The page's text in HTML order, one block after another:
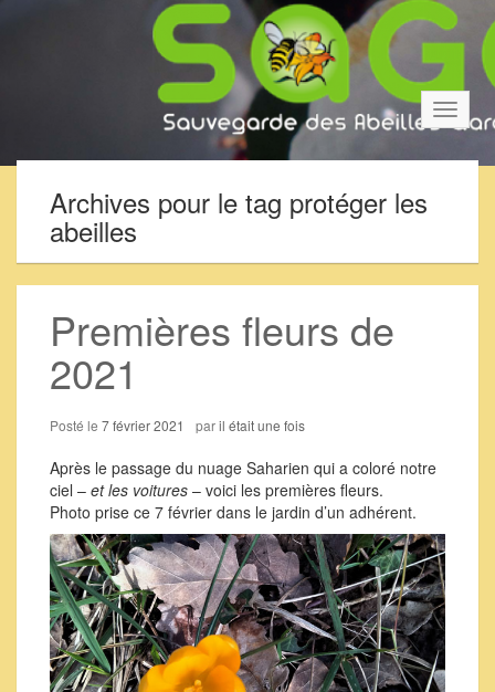
la
Archives pour le tag protéger les
abeilles
Premières fleurs de
2021
Posté le 7 février 2021 paril était une fois
Après le passage du nuage Saharien qui a coloré notre
ciel – et les voitures – voici les premières fleurs.
Photo prise ce 7 février dans le jardin d’un adhérent.